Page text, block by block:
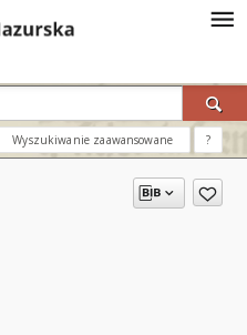
Wyszukiwanie zaawansowane ?